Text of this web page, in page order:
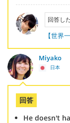
回答し
【世界
Miyako
日本
回答
He doesn't